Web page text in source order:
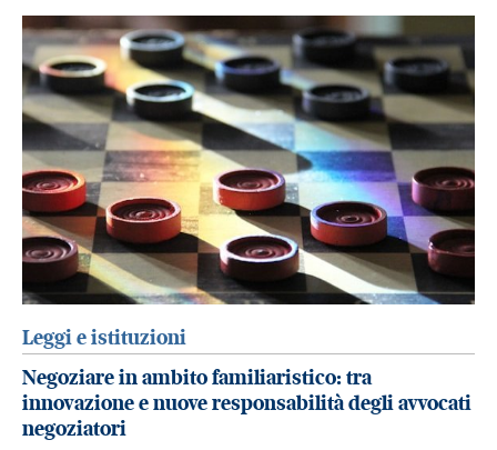
Leggi e istituzioni
Negoziare in ambito familiaristico: tra
innovazione e nuove responsabilità degli avvocati
negoziatori